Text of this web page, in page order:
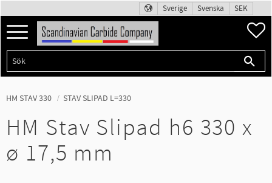
Meny
Sverige Svenska SEK
HM STAV 330 STAV SLIPAD L=330
HM Stav Slipad h6 330 x
ø 17,5 mm